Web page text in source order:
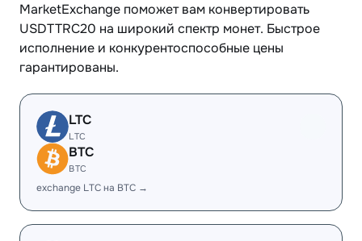
MarketExchange поможет вам конвертировать
USDTTRC20 на широкий спектр монет. Быстрое
исполнение и конкурентоспособные цены
гарантированы.
LTC
LTC
BTC
BTC
exchange LTC на BTC →